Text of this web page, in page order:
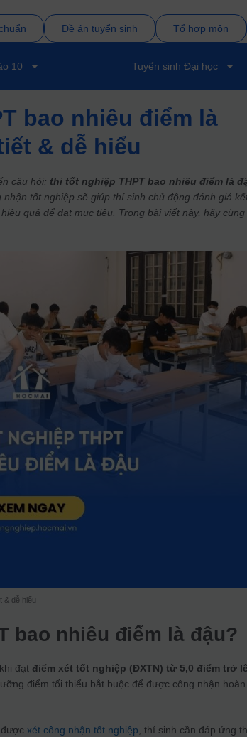
Đề án tuyển sinh Tổ hợp môn
10 Tuyển sinh Đại học
bao nhiêu điểm là
& dễ hiểu
câu hỏi: thi tốt nghiệp THPT bao nhiêu điểm là
tốt nghiệp sẽ giúp thí sinh chủ động đánh giá
quả để đạt mục tiêu. Trong bài viết này, hãy cùng
& dễ hiểu
bao nhiêu điểm là đậu?
khi đạt điểm xét tốt nghiệp (ĐXTN) từ 5,0 điểm trở
điểm tối thiểu bắt buộc để được công nhận hoàn
đượcxét công nhận tốt nghiệp, thí sinh cần đáp ứng